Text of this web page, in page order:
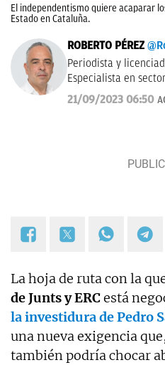
El independentismo quiere acaparar
Estado en Cataluña.
ROBERTO PÉREZ
Periodista y
Especialista en
presupuestaria, e
administrativas.
21/09/2023 06:50
La hoja de ruta con la
de Junts y ERCestá
la investidura de Pedro
una nueva exigencia
también podría chocar